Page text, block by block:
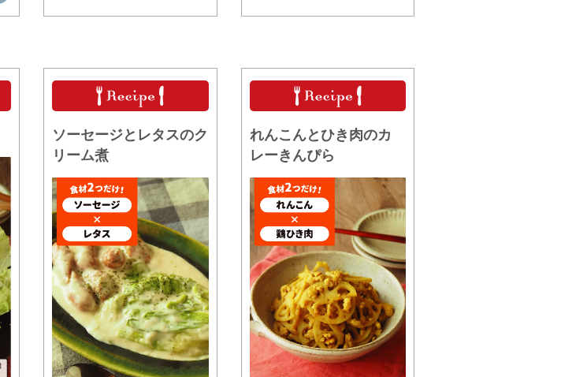
ソーセージとレタスのク
リーム煮
れんこんとひき肉のカ
レーきんぴら